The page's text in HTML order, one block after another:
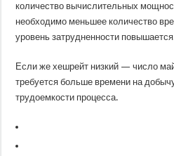
количество вычислительных
необходимо меньшее количество
уровень затрудненности
Если же хешрейт низкий — число
требуется больше времени на
трудоемкости процесса.